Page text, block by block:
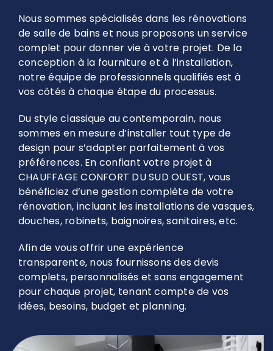
Nous sommes spécialisés dans les rénovations
de salle de bains et nous proposons un service
complet pour donner vie à votre projet. De la
conception à la fourniture et à l’installation,
notre équipe de professionnels qualifiés est à
vos côtés à chaque étape du processus.
Du style classique au contemporain, nous
sommes en mesure d’installer tout type de
design pour s’adapter parfaitement à vos
préférences. En confiant votre projet à
CHAUFFAGE CONFORT DU SUD OUEST, vous
bénéficiez d’une gestion complète de votre
rénovation, incluant les installations de vasques,
douches, robinets, baignoires, sanitaires, etc.
Afin de vous offrir une expérience
transparente, nous fournissons des devis
complets, personnalisés et sans engagement
pour chaque projet, tenant compte de vos
idées, besoins, budget et planning.